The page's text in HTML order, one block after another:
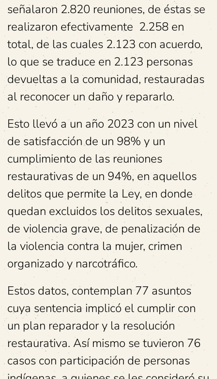
señalaron 2.820 reuniones, de éstas se
realizaron efectivamente 2.258 en
total, de las cuales 2.123 con acuerdo,
lo que se traduce en 2.123 personas
devueltas a la comunidad, restauradas
al reconocer un daño y repararlo.
Esto llevó a un año 2023 con un nivel
de satisfacción de un 98% y un
cumplimiento de las reuniones
restaurativas de un 94%, en aquellos
delitos que permite la Ley, en donde
quedan excluidos los delitos sexuales,
de violencia grave, de penalización de
la violencia contra la mujer, crimen
organizado y narcotráfico.
Estos datos, contemplan 77 asuntos
cuya sentencia implicó el cumplir con
un plan reparador y la resolución
restaurativa. Así mismo se tuvieron 76
casos con participación de personas